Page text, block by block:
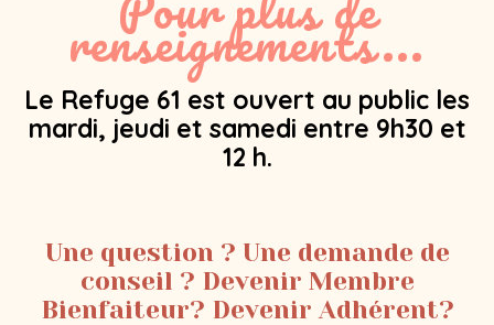
renseignements...
Le Refuge 61 est ouvert au public les
mardi, jeudi et samedi entre 9h30 et
12 h.
Une question ? Une demande de
conseil ? Devenir Membre
Bienfaiteur? Devenir Adhérent?